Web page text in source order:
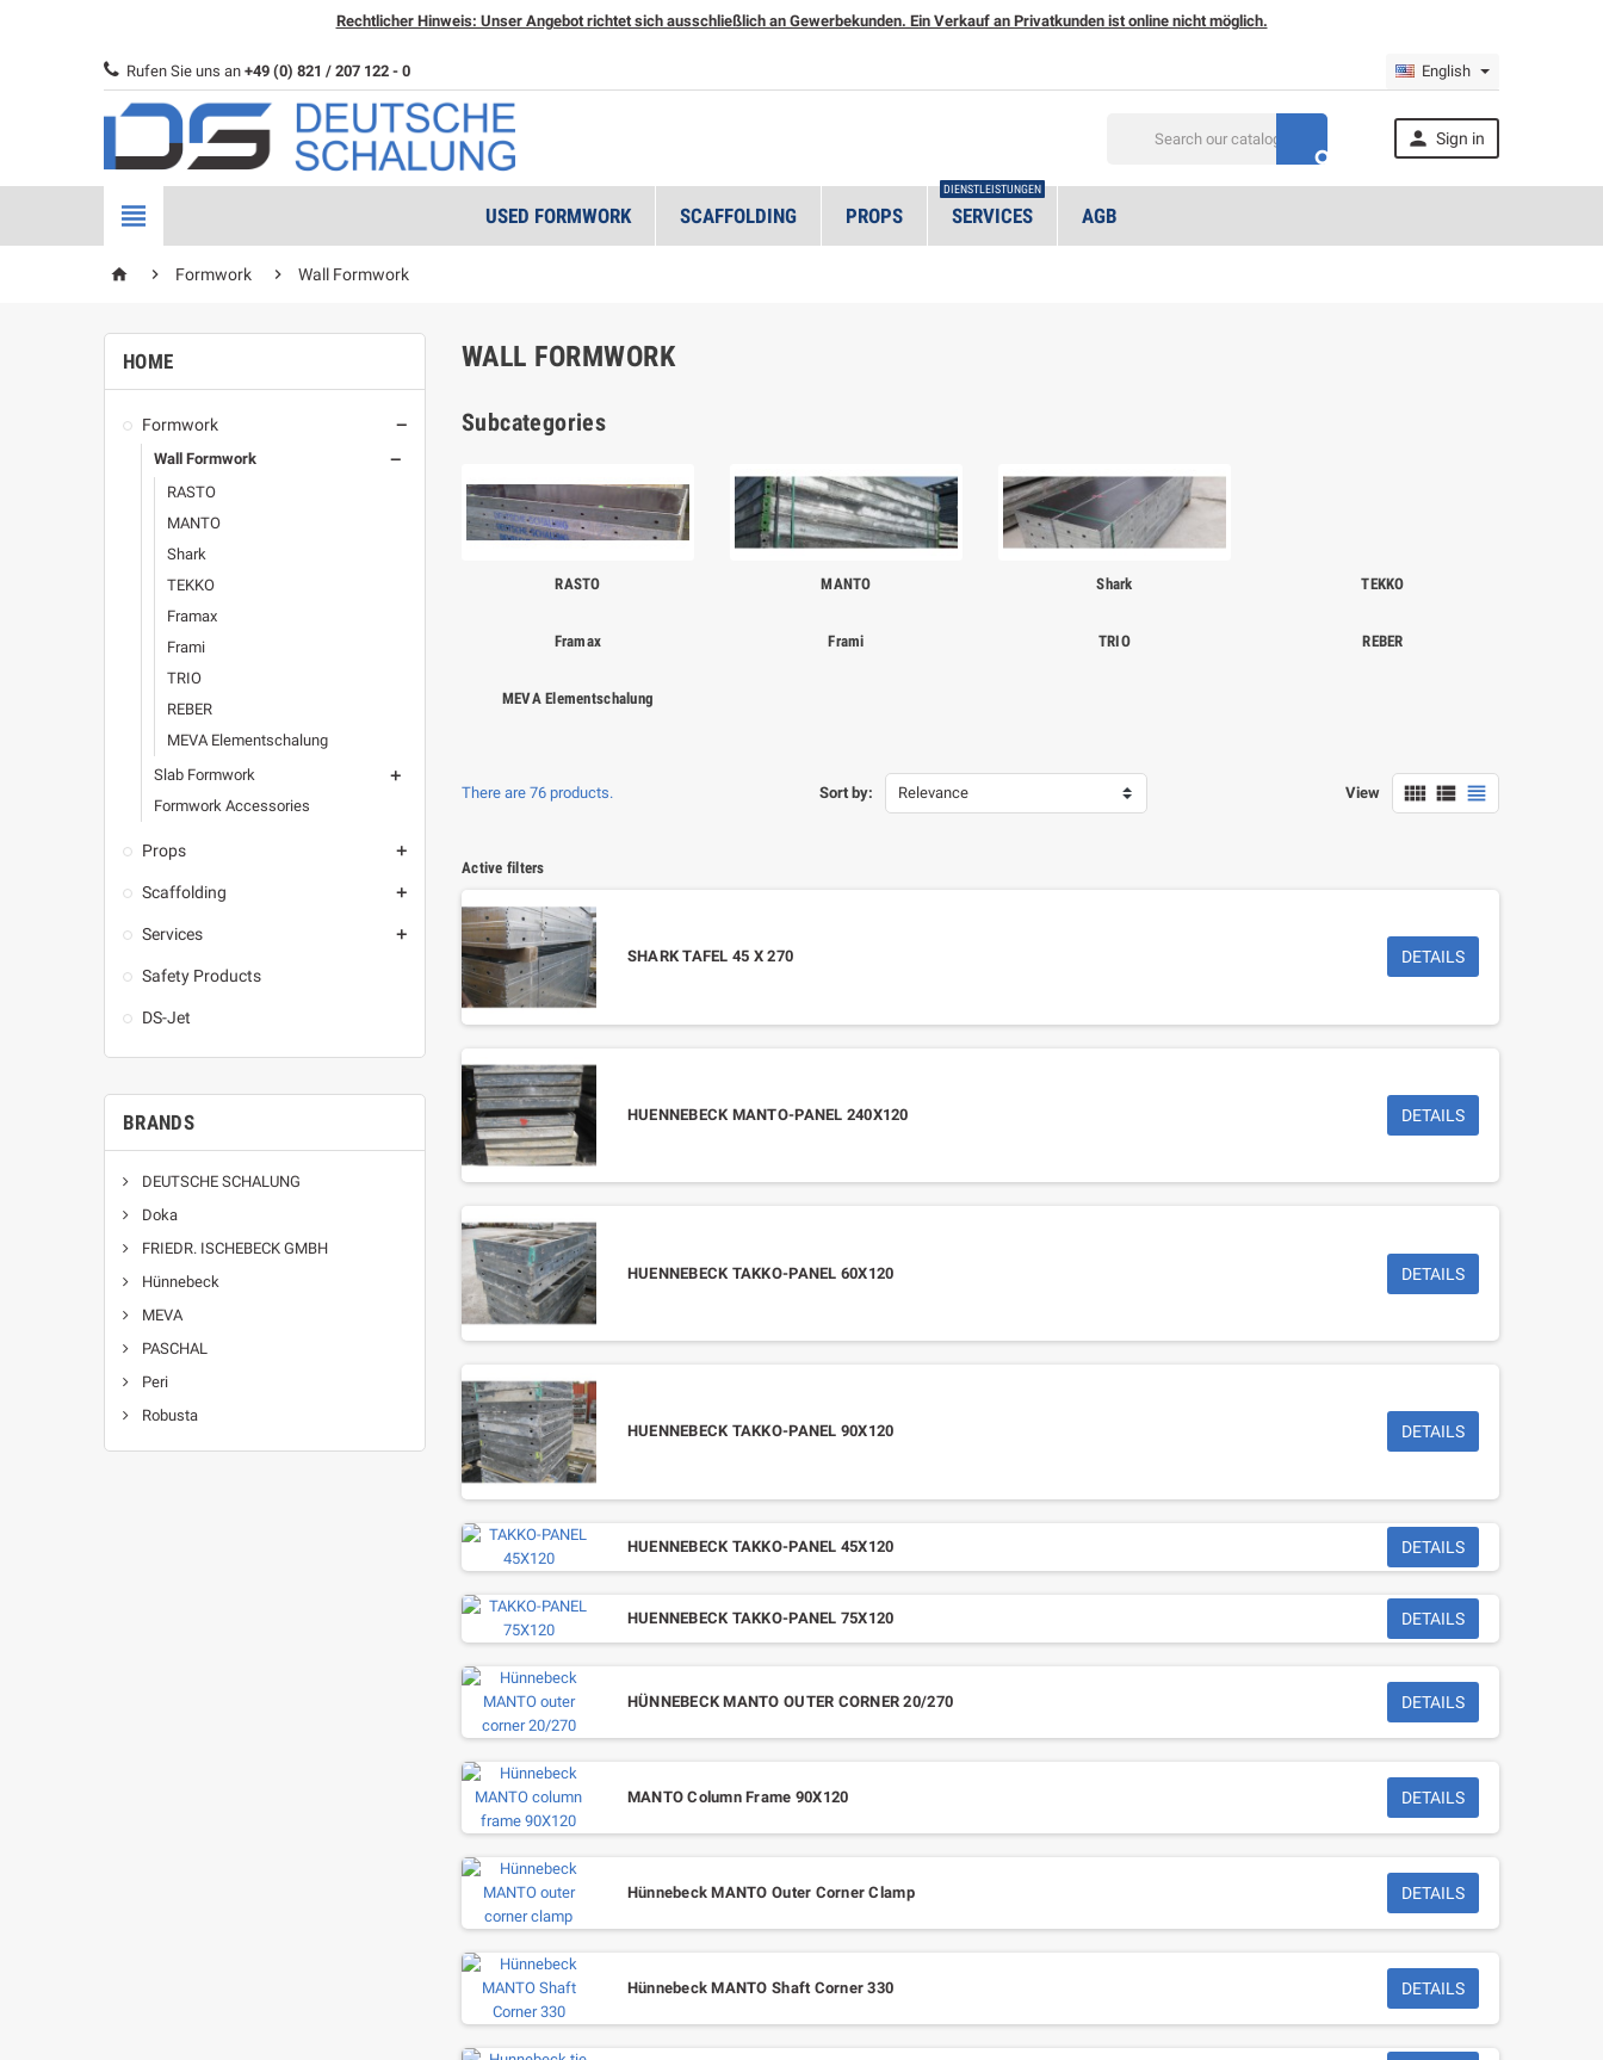
Rechtlicher Hinweis: Unser Angebot richtet sich ausschließlich an Gewerbekunden. Ein Verkauf an Privatkunden ist online nicht möglich.
Rufen Sie uns an +49 (0) 821 / 207 122 - 0 English

 Sign in
 USED FORMWORK SCAFFOLDING PROPS SERVICES
DIENSTLEISTUNGEN
AGB
home  Formwork  Wall Formwork
HOME
Formwork 
Wall Formwork 
RASTO
MANTO
Shark
TEKKO
Framax
Frami
TRIO
REBER
MEVA Elementschalung
Slab Formwork

Formwork Accessories
Props 
Scaffolding 
Services 
Safety Products
DS-Jet
BRANDS
DEUTSCHE SCHALUNG
Doka
FRIEDR. ISCHEBECK GMBH
Hünnebeck
MEVA
PASCHAL
Peri
Robusta
WALL FORMWORK
Subcategories
RASTO MANTO Shark TEKKO
Framax Frami TRIO REBER
MEVA Elementschalung
There are 76 products. Sort by: Relevance View   
Active filters
SHARK TAFEL 45 X 270 DETAILS
HUENNEBECK MANTO-PANEL 240X120 DETAILS
HUENNEBECK TAKKO-PANEL 60X120 DETAILS
HUENNEBECK TAKKO-PANEL 90X120 DETAILS
HUENNEBECK TAKKO-PANEL 45X120 DETAILS
HUENNEBECK TAKKO-PANEL 75X120 DETAILS
HÜNNEBECK MANTO OUTER CORNER 20/270 DETAILS
MANTO Column Frame 90X120 DETAILS
Hünnebeck MANTO Outer Corner Clamp DETAILS
Hünnebeck MANTO Shaft Corner 330 DETAILS